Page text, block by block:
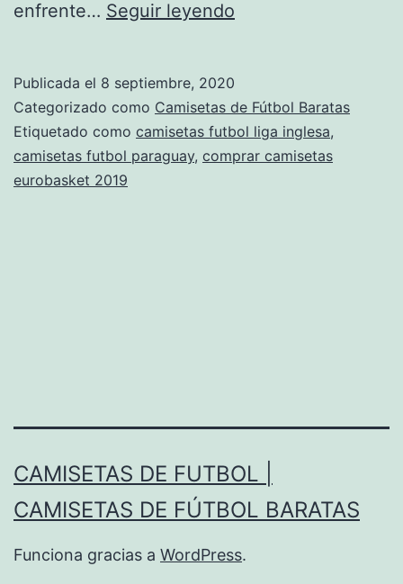
enfrente… Seguir leyendo
en
madrid
Publicada el 8 septiembre, 2020
Categorizado como Camisetas de Fútbol Baratas
Etiquetado como camisetas futbol liga inglesa,
camisetas futbol paraguay, comprar camisetas
eurobasket 2019
CAMISETAS DE FUTBOL |
CAMISETAS DE FÚTBOL BARATAS
Funciona gracias a WordPress.